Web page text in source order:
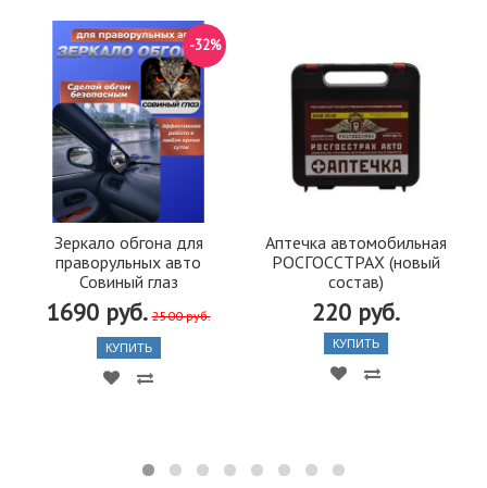
Зеркало обгона для
праворульных авто
Совиный глаз
1690 руб. 2500 руб.
-32%
КУПИТЬ
Аптечка автомобильная
РОСГОССТРАХ (новый
состав)
220 руб.
КУПИТЬ